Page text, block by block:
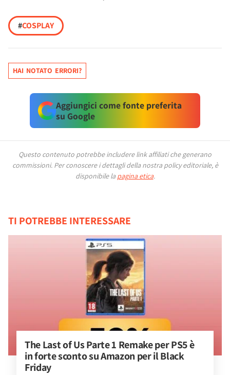
#COSPLAY
HAI NOTATO ERRORI?
Aggiungici come fonte preferita
su Google
Questo contenuto potrebbe includere link affiliati che generano
commissioni. Per conoscere i dettagli della nostra policy editoriale, è
disponibile la pagina etica.
TI POTREBBE INTERESSARE
The Last of Us Parte 1 Remake per PS5 è
in forte sconto su Amazon per il Black
Friday